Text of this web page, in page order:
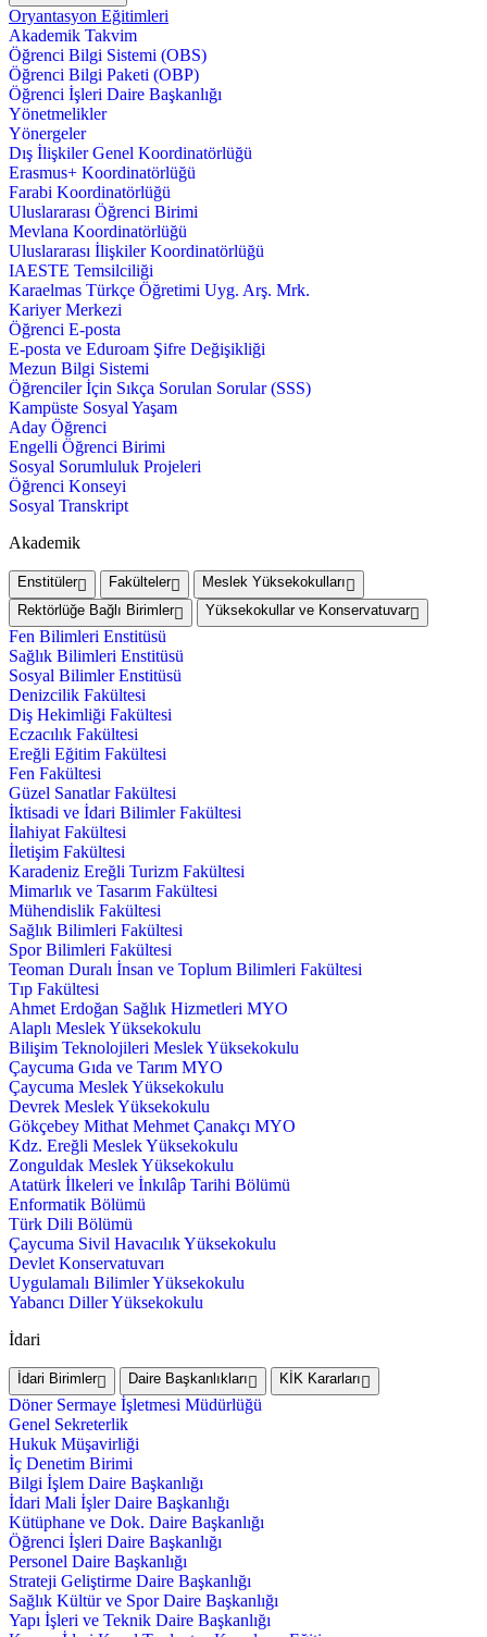
Oryantasyon Eğitimleri
Akademik Takvim
Öğrenci Bilgi Sistemi (OBS)
Öğrenci Bilgi Paketi (OBP)
Öğrenci İşleri Daire Başkanlığı
Yönetmelikler
Yönergeler
Dış İlişkiler Genel Koordinatörlüğü
Erasmus+ Koordinatörlüğü
Farabi Koordinatörlüğü
Uluslararası Öğrenci Birimi
Mevlana Koordinatörlüğü
Uluslararası İlişkiler Koordinatörlüğü
IAESTE Temsilciliği
Karaelmas Türkçe Öğretimi Uyg. Arş. Mrk.
Kariyer Merkezi
Öğrenci E-posta
E-posta ve Eduroam Şifre Değişikliği
Mezun Bilgi Sistemi
Öğrenciler İçin Sıkça Sorulan Sorular (SSS)
Kampüste Sosyal Yaşam
Aday Öğrenci
Engelli Öğrenci Birimi
Sosyal Sorumluluk Projeleri
Öğrenci Konseyi
Sosyal Transkript
Akademik
Enstitüler Fakülteler
Meslek Yüksekokulları
Rektörlüğe Bağlı Birimler
Yüksekokullar ve Konservatuvar
Fen Bilimleri Enstitüsü
Sağlık Bilimleri Enstitüsü
Sosyal Bilimler Enstitüsü
Denizcilik Fakültesi
Diş Hekimliği Fakültesi
Eczacılık Fakültesi
Ereğli Eğitim Fakültesi
Fen Fakültesi
Güzel Sanatlar Fakültesi
İktisadi ve İdari Bilimler Fakültesi
İlahiyat Fakültesi
İletişim Fakültesi
Karadeniz Ereğli Turizm Fakültesi
Mimarlık ve Tasarım Fakültesi
Mühendislik Fakültesi
Sağlık Bilimleri Fakültesi
Spor Bilimleri Fakültesi
Teoman Duralı İnsan ve Toplum Bilimleri Fakültesi
Tıp Fakültesi
Ahmet Erdoğan Sağlık Hizmetleri MYO
Alaplı Meslek Yüksekokulu
Bilişim Teknolojileri Meslek Yüksekokulu
Çaycuma Gıda ve Tarım MYO
Çaycuma Meslek Yüksekokulu
Devrek Meslek Yüksekokulu
Gökçebey Mithat Mehmet Çanakçı MYO
Kdz. Ereğli Meslek Yüksekokulu
Zonguldak Meslek Yüksekokulu
Atatürk İlkeleri ve İnkılâp Tarihi Bölümü
Enformatik Bölümü
Türk Dili Bölümü
Çaycuma Sivil Havacılık Yüksekokulu
Devlet Konservatuvarı
Uygulamalı Bilimler Yüksekokulu
Yabancı Diller Yüksekokulu
İdari
İdari Birimler Daire Başkanlıkları KİK Kararları
Döner Sermaye İşletmesi Müdürlüğü
Genel Sekreterlik
Hukuk Müşavirliği
İç Denetim Birimi
Bilgi İşlem Daire Başkanlığı
İdari Mali İşler Daire Başkanlığı
Kütüphane ve Dok. Daire Başkanlığı
Öğrenci İşleri Daire Başkanlığı
Personel Daire Başkanlığı
Strateji Geliştirme Daire Başkanlığı
Sağlık Kültür ve Spor Daire Başkanlığı
Yapı İşleri ve Teknik Daire Başkanlığı